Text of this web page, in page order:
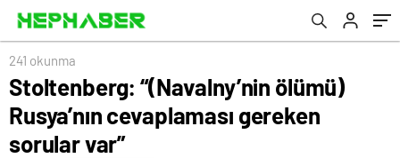
241 okunma
Stoltenberg: “(Navalny’nin ölümü)
Rusya’nın cevaplaması gereken
sorular var”